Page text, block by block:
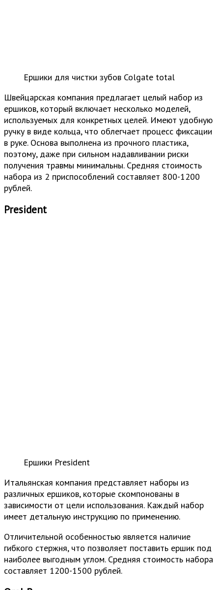
Ершики для чистки зубов Colgate total
Швейцарская компания предлагает целый набор из
ершиков, который включает несколько моделей,
используемых для конкретных целей. Имеют удобную
ручку в виде кольца, что облегчает процесс фиксации
в руке. Основа выполнена из прочного пластика,
поэтому, даже при сильном надавливании риски
получения травмы минимальны. Средняя стоимость
набора из 2 приспособлений составляет 800-1200
рублей.
President
Ершики President
Итальянская компания представляет наборы из
различных ершиков, которые скомпонованы в
зависимости от цели использования. Каждый набор
имеет детальную инструкцию по применению.
Отличительной особенностью является наличие
гибкого стержня, что позволяет поставить ершик под
наиболее выгодным углом. Средняя стоимость набора
составляет 1200-1500 рублей.